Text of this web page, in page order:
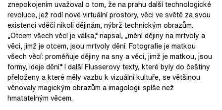
znepokojením uvažoval o tom, že na prahu další technologické
revoluce, jež rodí nové virtuální prostory, věci ve světě za svou
existenci vděčí nikoli dějinám, nýbrž technickým obrazům.
„Otcem všech věcí je válka,“ napsal, „mění dějiny na mrtvoly a
věci, jimž je otcem, jsou mrtvoly dění. Fotografie je matkou
všech věcí: proměňuje dějiny na sny a věci, jimž je matkou, jsou
formy, ideje dění.“ I další Flusserovy texty, které byly do češtiny
přeloženy a které měly vazbu k vizuální kultuře, se většinou
věnovaly magickým obrazům a imagologii spíše než
hmatatelným věcem.